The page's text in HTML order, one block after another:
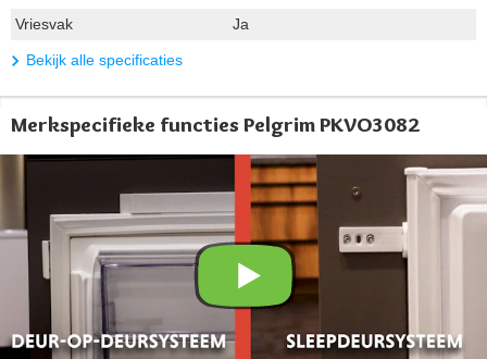
Vriesvak
Ja
Bekijk alle specificaties
Merkspecifieke functies Pelgrim PKVO3082